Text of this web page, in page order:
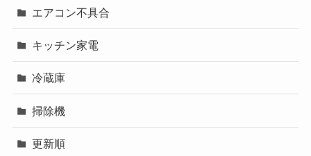
エアコン不具合
キッチン家電
冷蔵庫
掃除機
更新順